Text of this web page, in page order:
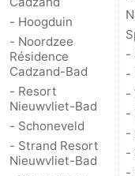
- Hoogduin
- Noordzee
Résidence
Cadzand-Bad
- Resort
Nieuwvliet-Bad
- Schoneveld
- Strand Resort
Nieuwvliet-Bad
-
-
-
-
-
-
-